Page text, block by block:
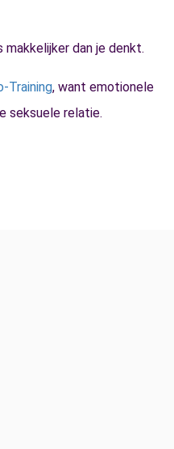
dan je denkt.
Training, want emotionele
seksuele relatie.